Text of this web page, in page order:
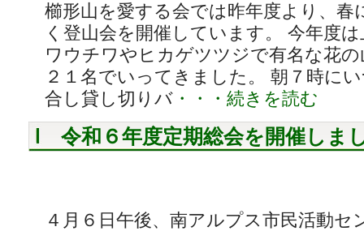
櫛形山を愛する会では昨年度より、春
く登山会を開催しています。 今年度
ワウチワやヒカゲツツジで有名な花
２１名でいってきました。 朝７時に
合し貸し切りバ ・・・続きを読む
令和６年度定期総会を開催しま
４月６日午後、南アルプス市民活動セ